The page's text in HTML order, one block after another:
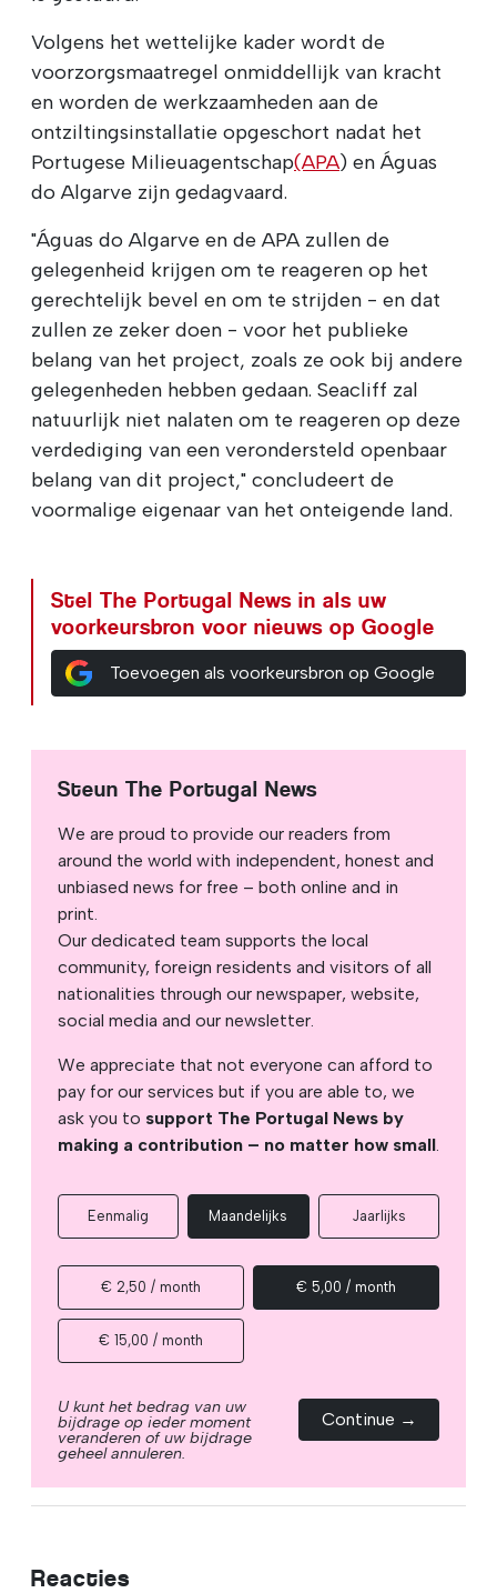
Volgens het wettelijke kader wordt de
voorzorgsmaatregel onmiddellijk van kracht
en worden de werkzaamheden aan de
ontziltingsinstallatie opgeschort nadat het
Portugese Milieuagentschap(APA) en Águas
do Algarve zijn gedagvaard.
"Águas do Algarve en de APA zullen de
gelegenheid krijgen om te reageren op het
gerechtelijk bevel en om te strijden - en dat
zullen ze zeker doen - voor het publieke
belang van het project, zoals ze ook bij andere
gelegenheden hebben gedaan. Seacliff zal
natuurlijk niet nalaten om te reageren op deze
verdediging van een verondersteld openbaar
belang van dit project," concludeert de
voormalige eigenaar van het onteigende land.
Stel The Portugal News in als uw
voorkeursbron voor nieuws op Google
Toevoegen als voorkeursbron op Google
Steun The Portugal News
We are proud to provide our readers from
around the world with independent, honest and
unbiased news for free – both online and in
print.
Our dedicated team supports the local
community, foreign residents and visitors of all
nationalities through our newspaper, website,
social media and our newsletter.
We appreciate that not everyone can afford to
pay for our services but if you are able to, we
ask you to support The Portugal News by
making a contribution – no matter how small.
Eenmalig Maandelijks Jaarlijks
€ 2,50 / month € 5,00 / month
€ 15,00 / month
U kunt het bedrag van uw
bijdrage op ieder moment
veranderen of uw bijdrage
geheel annuleren.
Continue →
Reacties